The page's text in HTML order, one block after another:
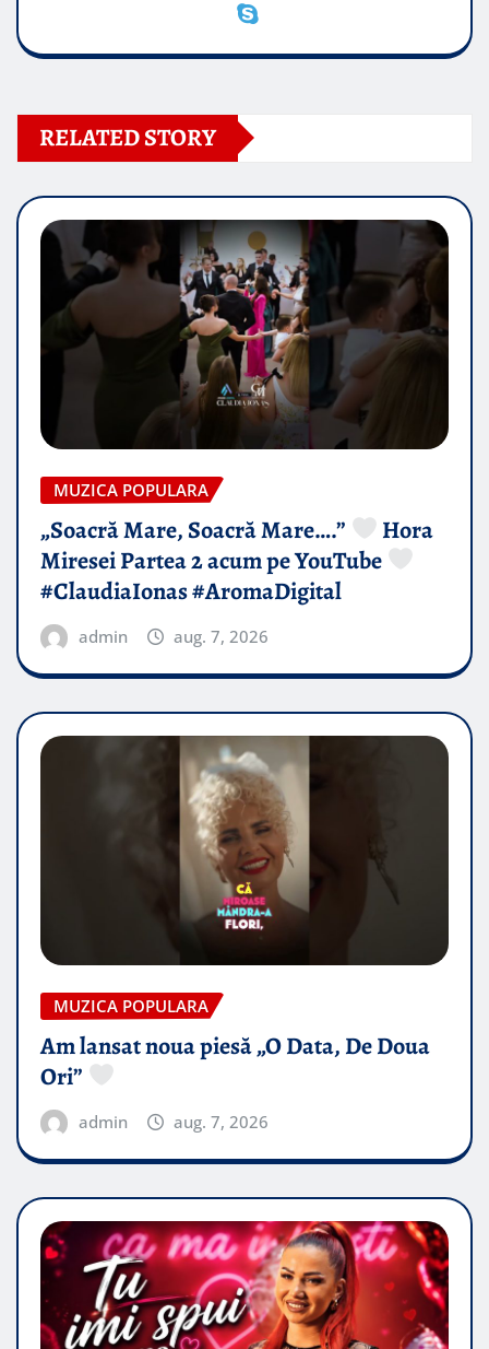
RELATED STORY
MUZICA POPULARA
„Soacră Mare, Soacră Mare….”
Hora
Miresei Partea 2 acum pe YouTube
#ClaudiaIonas #AromaDigital
admin aug. 7, 2026
MUZICA POPULARA
Am lansat noua piesă „O Data, De Doua
Ori”
admin aug. 7, 2026